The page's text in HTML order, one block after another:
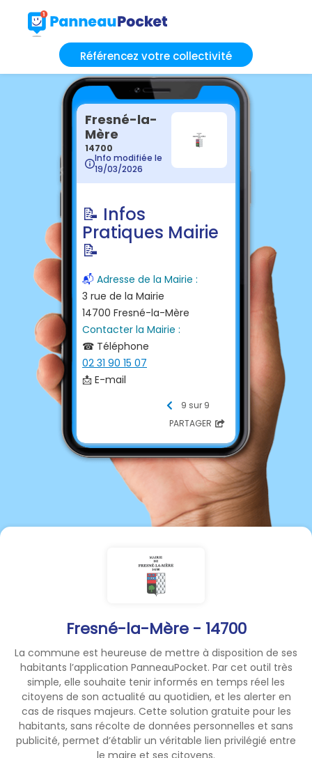
Référencez votre collectivité
Fresné-la-Mère - 14700
La commune est heureuse de mettre à disposition de ses
habitants l’application PanneauPocket. Par cet outil très
simple, elle souhaite tenir informés en temps réel les
citoyens de son actualité au quotidien, et les alerter en
cas de risques majeurs. Cette solution gratuite pour les
habitants, sans récolte de données personnelles et sans
publicité, permet d’établir un véritable lien privilégié entre
le maire et ses citoyens.
Fresné-la-
Mère
14700
Info modifiée le
19/03/2026
📝 Infos
Pratiques Mairie
📝
📬 Adresse de la Mairie :
3 rue de la Mairie
14700 Fresné-la-Mère
Contacter la Mairie :
☎ Téléphone
02 31 90 15 07
📩 E-mail
mere@wanadoo.fr
À compter du 31 Mars 2026
Ouverture mairie
Mardi de 9h à 12h et de 14h à
(Permanence élus)
9 sur 9
PARTAGER